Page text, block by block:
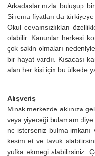
Arkadaslarınızla buluşup
Sinema fiyatları da
Okul devamsızlıkları
olabilir. Kanunlar herkesi
çok sakin olmaları
bir hayat vardır. Kısacası
alan her kişi için bu ülkede
Alışveriş
Minsk merkezde aklınıza
veya yiyeceği bulamam diye
ne isterseniz bulma
kesim et ve tavuk
yufka ekmegi alabilirsiniz.